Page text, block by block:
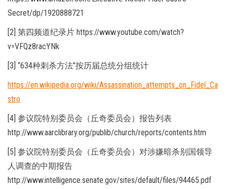
Secret/dp/1920888721
[2] 第四频道纪录片 https://www.youtube.com/watch?
v=VFQz8racYNk
[3] “634种刺杀方法”按历届总统分组统计
https://en.wikipedia.org/wiki/Assassination_attempts_on_Fidel_Ca
stro
[4] 参议院特别委员会（丘奇委员会）报告列表
http://www.aarclibrary.org/publib/church/reports/contents.htm
[5] 参议院特别委员会（丘奇委员会）对涉嫌暗杀别国领导
人调查的中期报告
http://www.intelligence.senate.gov/sites/default/files/94465.pdf